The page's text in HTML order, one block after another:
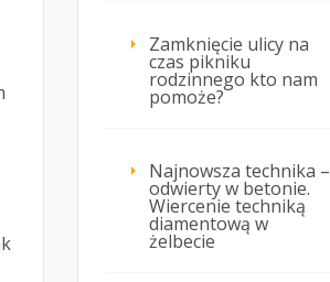
Zamknięcie ulicy na
czas pikniku
rodzinnego kto nam
pomoże?
Najnowsza technika –
odwierty w betonie.
Wiercenie techniką
diamentową w
żelbecie